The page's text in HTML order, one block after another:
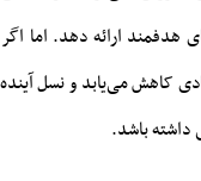
هدفمند ارائه دهد. اما
کاهش می‌یابد و نسل
داشته باشد.